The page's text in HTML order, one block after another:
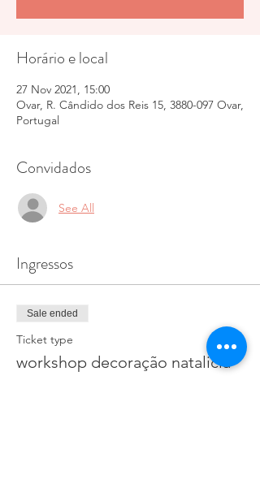
Horário e local
27 Nov 2021, 15:00
Ovar, R. Cândido dos Reis 15, 3880-097 Ovar,
Portugal
Convidados
See All
Ingressos
Sale ended
Ticket type
workshop decoração natalicia